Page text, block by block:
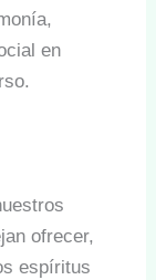
en
ofrecer,
espíritus